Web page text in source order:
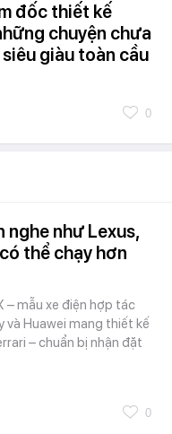
đốc thiết kế
chuyện chưa
giàu toàn cầu
0
nghe như Lexus,
thể chạy hơn
– mẫu xe điện hợp tác
và Huawei mang thiết kế
– chuẩn bị nhận đặt
0